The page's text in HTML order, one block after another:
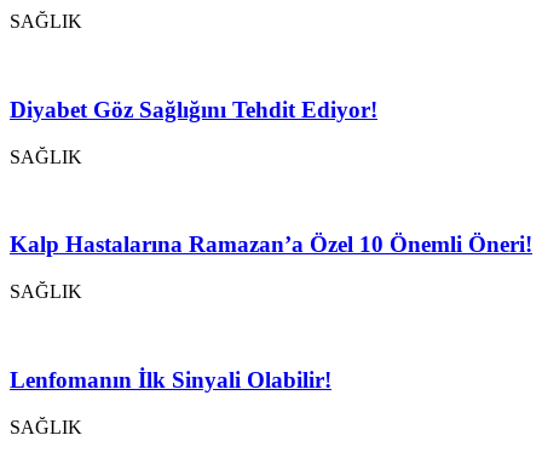
SAĞLIK
Diyabet Göz Sağlığını Tehdit Ediyor!
SAĞLIK
Kalp Hastalarına Ramazan’a Özel 10 Önemli Öneri!
SAĞLIK
Lenfomanın İlk Sinyali Olabilir!
SAĞLIK